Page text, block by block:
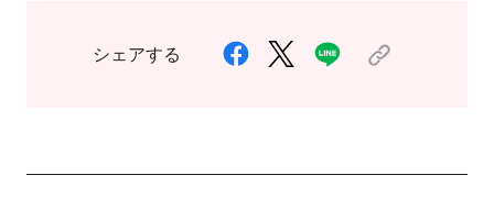
シェアする